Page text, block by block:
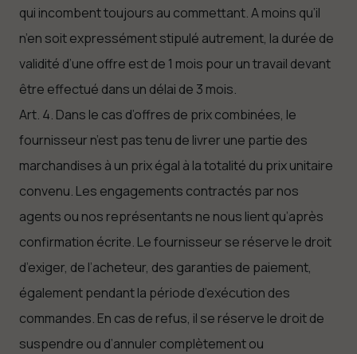
qui incombent toujours au commettant. A moins qu’il
n’en soit expressément stipulé autrement, la durée de
validité d’une offre est de 1 mois pour un travail devant
être effectué dans un délai de 3 mois.
Art. 4. Dans le cas d’offres de prix combinées, le
fournisseur n’est pas tenu de livrer une partie des
marchandises à un prix égal à la totalité du prix unitaire
convenu. Les engagements contractés par nos
agents ou nos représentants ne nous lient qu’après
confirmation écrite. Le fournisseur se réserve le droit
d’exiger, de l’acheteur, des garanties de paiement,
également pendant la période d’exécution des
commandes. En cas de refus, il se réserve le droit de
suspendre ou d’annuler complètement ou